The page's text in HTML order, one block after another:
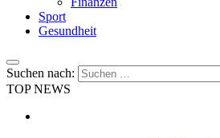
Sport
Gesundheit
Suchen nach:
TOP NEWS